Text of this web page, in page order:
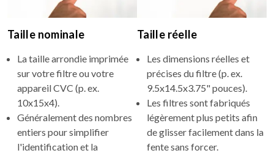
Taille nominale
La taille arrondie imprimée
sur votre filtre ou votre
appareil CVC (p. ex.
10x15x4).
Généralement des nombres
entiers pour simplifier
l'identification et la
Taille réelle
Les dimensions réelles et
précises du filtre (p. ex.
9.5x14.5x3.75" pouces).
Les filtres sont fabriqués
légèrement plus petits afin
de glisser facilement dans la
fente sans forcer.